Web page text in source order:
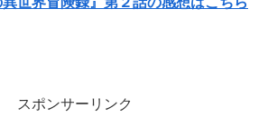
スポンサーリンク